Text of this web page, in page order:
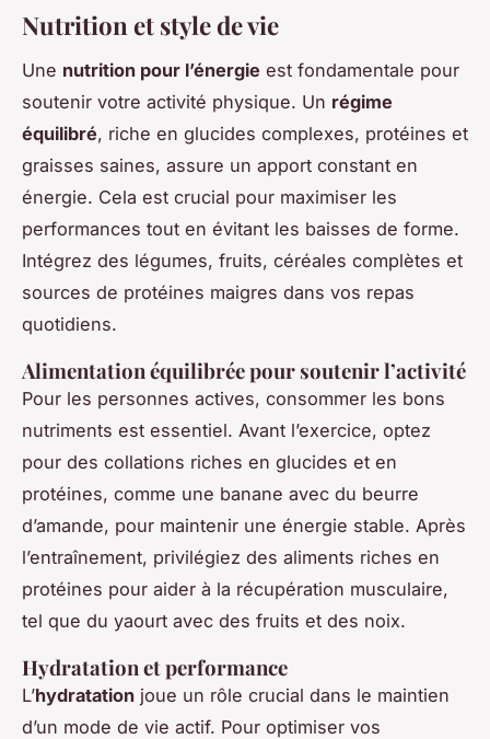
Nutrition et style de vie
Une nutrition pour l’énergie est fondamentale pour
soutenir votre activité physique. Un régime
équilibré, riche en glucides complexes, protéines et
graisses saines, assure un apport constant en
énergie. Cela est crucial pour maximiser les
performances tout en évitant les baisses de forme.
Intégrez des légumes, fruits, céréales complètes et
sources de protéines maigres dans vos repas
quotidiens.
Alimentation équilibrée pour soutenir l’activité
Pour les personnes actives, consommer les bons
nutriments est essentiel. Avant l’exercice, optez
pour des collations riches en glucides et en
protéines, comme une banane avec du beurre
d’amande, pour maintenir une énergie stable. Après
l’entraînement, privilégiez des aliments riches en
protéines pour aider à la récupération musculaire,
tel que du yaourt avec des fruits et des noix.
Hydratation et performance
L’hydratation joue un rôle crucial dans le maintien
d’un mode de vie actif. Pour optimiser vos